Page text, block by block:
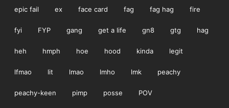
epic fail ex face card fag fag hag fire
fyi FYP gang get a life gn8 gtg hag
heh hmph hoe hood kinda legit
lfmao lit lmao lmho lmk peachy
peachy-keen pimp posse POV